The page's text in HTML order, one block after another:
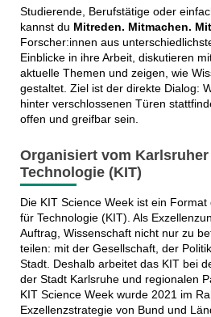
Studierende, Berufstätige oder
kannst du Mitreden. Mitmachen.
Forscher:innen aus
Einblicke in ihre Arbeit, diskutieren
aktuelle Themen und zeigen, wie
gestaltet. Ziel ist der direkte Dialog:
hinter verschlossenen Türen
offen und greifbar sein.
Organisiert vom
Technologie (KIT)
Die KIT Science Week ist ein
für Technologie (KIT). Als
Auftrag, Wissenschaft nicht nur zu
teilen: mit der Gesellschaft, der
Stadt. Deshalb arbeitet das KIT bei
der Stadt Karlsruhe und regionalen
KIT Science Week wurde 2021 im
Exzellenzstrategie von Bund und